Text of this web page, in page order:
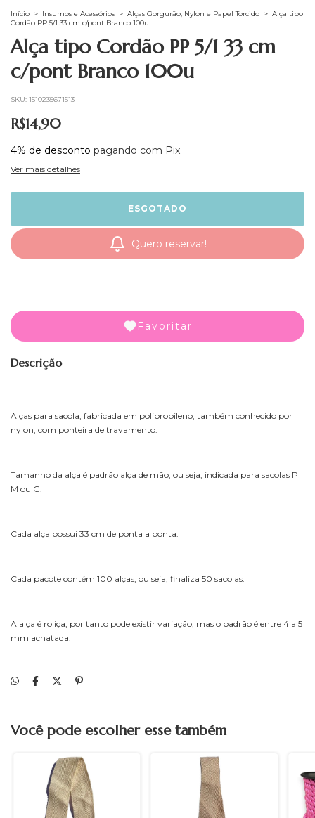
Início > Insumos e Acessórios > Alças Gorgurão, Nylon e Papel Torcido > Alça tipo
Cordão PP 5/1 33 cm c/pont Branco 100u
Alça tipo Cordão PP 5/1 33 cm
c/pont Branco 100u
SKU: 1510235671513
R$14,90
4% de desconto pagando com Pix
Ver mais detalhes
Quero reservar!
Favoritar
Descrição
Alças para sacola, fabricada em polipropileno, também conhecido por
nylon, com ponteira de travamento.
Tamanho da alça é padrão alça de mão, ou seja, indicada para sacolas P
M ou G.
Cada alça possui 33 cm de ponta a ponta.
Cada pacote contém 100 alças, ou seja, finaliza 50 sacolas.
A alça é roliça, por tanto pode existir variação, mas o padrão é entre 4 a 5
mm achatada.
Você pode escolher esse também